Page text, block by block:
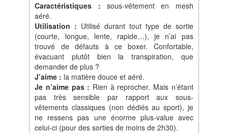
Caractéristiques : sous-vêtement en mesh
aéré.
Utilisation : Utilisé durant tout type de sortie
(courte, longue, lente, rapide…), je n’ai pas
trouvé de défauts à ce boxer. Confortable,
évacuant plutôt bien la transpiration, que
demander de plus ?
J’aime : la matière douce et aéré.
Je n’aime pas : Rien à reprocher. Mais n’étant
pas très sensible par rapport aux sous-
vêtements classiques (non dédiés au sport), je
ne ressens pas une énorme plus-value avec
celui-ci (pour des sorties de moins de 2h30).